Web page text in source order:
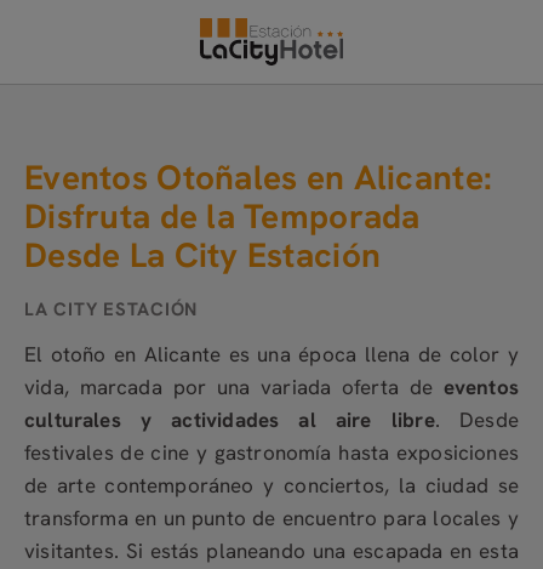
Eventos Otoñales en Alicante:
Disfruta de la Temporada
Desde La City Estación
El otoño en Alicante es una época llena de color y
vida, marcada por una variada oferta de eventos
culturales y actividades al aire libre. Desde
festivales de cine y gastronomía hasta exposiciones
de arte contemporáneo y conciertos, la ciudad se
transforma en un punto de encuentro para locales y
visitantes. Si estás planeando una escapada en esta